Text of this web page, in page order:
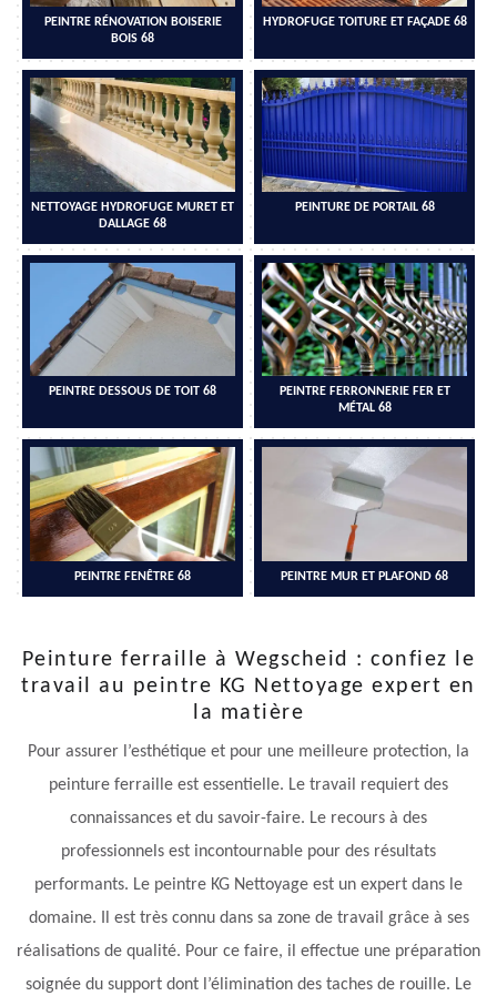
PEINTRE RÉNOVATION BOISERIE
BOIS 68
HYDROFUGE TOITURE ET FAÇADE 68
NETTOYAGE HYDROFUGE MURET ET
DALLAGE 68
PEINTURE DE PORTAIL 68
PEINTRE DESSOUS DE TOIT 68
PEINTRE FERRONNERIE FER ET
MÉTAL 68
PEINTRE FENÊTRE 68 PEINTRE MUR ET PLAFOND 68
Peinture ferraille à Wegscheid : confiez le
travail au peintre KG Nettoyage expert en
la matière
Pour assurer l’esthétique et pour une meilleure protection, la
peinture ferraille est essentielle. Le travail requiert des
connaissances et du savoir-faire. Le recours à des
professionnels est incontournable pour des résultats
performants. Le peintre KG Nettoyage est un expert dans le
domaine. Il est très connu dans sa zone de travail grâce à ses
réalisations de qualité. Pour ce faire, il effectue une préparation
soignée du support dont l’élimination des taches de rouille. Le